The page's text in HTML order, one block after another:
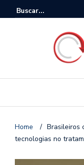
Home / Brasileiros
tecnologias no